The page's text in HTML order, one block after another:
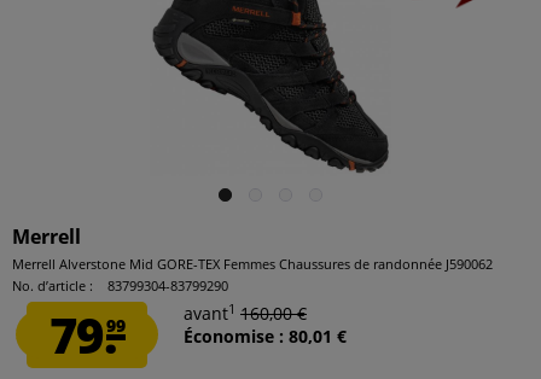
Merrell
Merrell Alverstone Mid GORE-TEX Femmes Chaussures de randonnée J590062
No. d’article :
83799304-83799290
79.99
avant1 160,00 €
Économise : 80,01 €